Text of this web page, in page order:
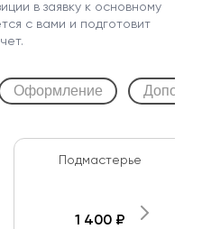
в заявку к основному
с вами и подготовит
Оформление
Подмастерье
1 400 ₽